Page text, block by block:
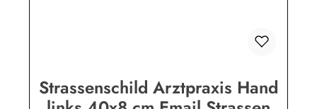
Strassenschild Arztpraxis Hand